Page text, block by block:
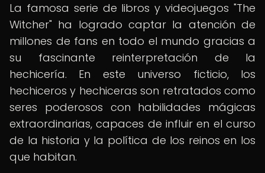
La famosa serie de libros y videojuegos "The
Witcher" ha logrado captar la atención de
millones de fans en todo el mundo gracias a
su fascinante reinterpretación de la
hechicería. En este universo ficticio, los
hechiceros y hechiceras son retratados como
seres poderosos con habilidades mágicas
extraordinarias, capaces de influir en el curso
de la historia y la política de los reinos en los
que habitan.